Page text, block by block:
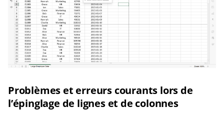
Problèmes et erreurs courants lors de
l’épinglage de lignes et de colonnes